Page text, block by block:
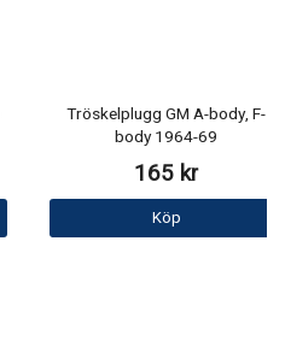
Tröskelplugg GM A-body, F-
body 1964-69
165 kr
Köp